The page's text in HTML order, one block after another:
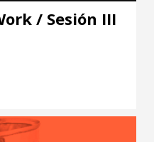
/ Sesión III